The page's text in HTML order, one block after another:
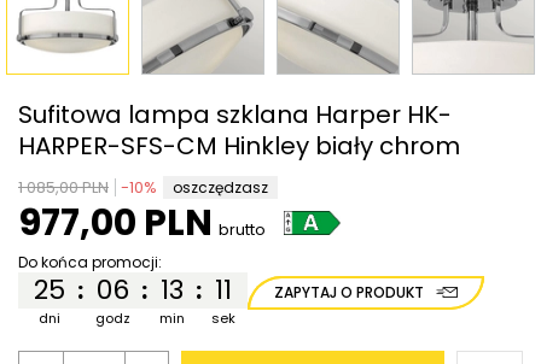
Sufitowa lampa szklana Harper HK-
HARPER-SFS-CM Hinkley biały chrom
1 085,00 PLN -10% oszczędzasz
977,00 PLN brutto
Do końca promocji:
:
dni
25 :
godz
06 :
min
13
sek
10 ZAPYTAJ O PRODUKT